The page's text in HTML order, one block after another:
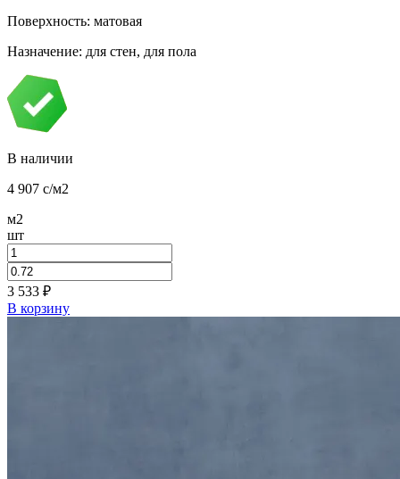
Поверхность: матовая
Назначение: для стен, для пола
В наличии
4 907 c/м2
м2
шт
3 533 ₽
В корзину